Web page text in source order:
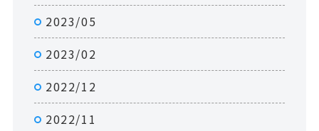
2023/05
2023/02
2022/12
2022/11